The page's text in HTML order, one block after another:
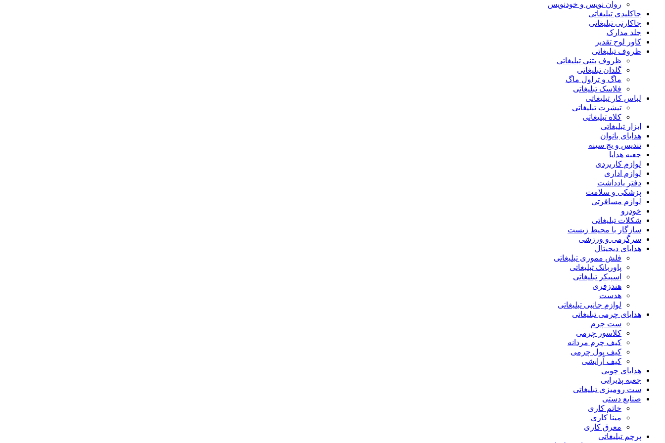
روان نویس و خودنویس
جاکلیدی تبلیغاتی
جاکارتی تبلیغاتی
جلد مدارک
کاور لوح تقدیر
ظروف تبلیغاتی
ظروف بتنی تبلیغاتی
گلدان تبلیغاتی
ماگ و تراول ماگ
فلاسک تبلیغاتی
لباس کار تبلیغاتی
تیشرت تبلیغاتی
کلاه تبلیغاتی
ابزار تبلیغاتی
هدایای بانوان
تندیس و بج سینه
جعبه هدایا
لوازم کاربردی
لوازم اداری
دفتر یادداشت
پزشکی و سلامت
لوازم مسافرتی
خودرو
شکلات تبلیغاتی
سازگار با محیط زیست
سرگرمی و ورزشی
هدایای دیجیتال
فلش مموری تبلیغاتی
پاوربانک تبلیغاتی
اسپیکر تبلیغاتی
هندزفری
هدست
لوازم جانبی تبلیغاتی
هدایای چرمی تبلیغاتی
ست چرم
کلاسور چرمی
کیف چرم مردانه
کیف پول چرمی
کیف آرایشی
هدایای چوبی
جعبه پذیرایی
ست رومیزی تبلیغاتی
صنایع دستی
خاتم کاری
مینا کاری
معرق کاری
پرچم تبلیغاتی